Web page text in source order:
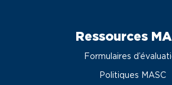
Ressources
Formulaires
Politiques MASC